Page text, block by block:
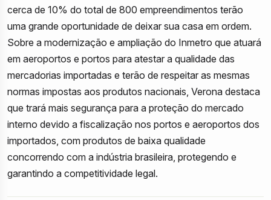
cerca de 10% do total de 800 empreendimentos terão
uma grande oportunidade de deixar sua casa em ordem.
Sobre a modernização e ampliação do Inmetro que atuará
em aeroportos e portos para atestar a qualidade das
mercadorias importadas e terão de respeitar as mesmas
normas impostas aos produtos nacionais, Verona destaca
que trará mais segurança para a proteção do mercado
interno devido a fiscalização nos portos e aeroportos dos
importados, com produtos de baixa qualidade
concorrendo com a indústria brasileira, protegendo e
garantindo a competitividade legal.